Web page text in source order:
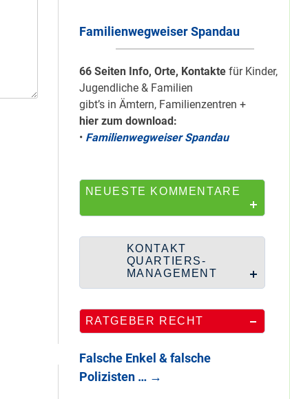
Familienwegweiser Spandau
66 Seiten Info, Orte, Kontakte für Kinder,
Jugendliche & Familien
gibt’s in Ämtern, Familienzentren +
hier zum download:
• Familienwegweiser Spandau
NEUESTE KOMMENTARE
KONTAKT
QUARTIERS-
MANAGEMENT
RATGEBER RECHT
Falsche Enkel & falsche
Polizisten … →
Lokale Register-
Anlaufstelle in
Staaken
Silber für
Bildungsnetz
HipHop-Video: Das
ist Mein Viertel!
Mit Mieter-Kohle
auf Senats-Kohle